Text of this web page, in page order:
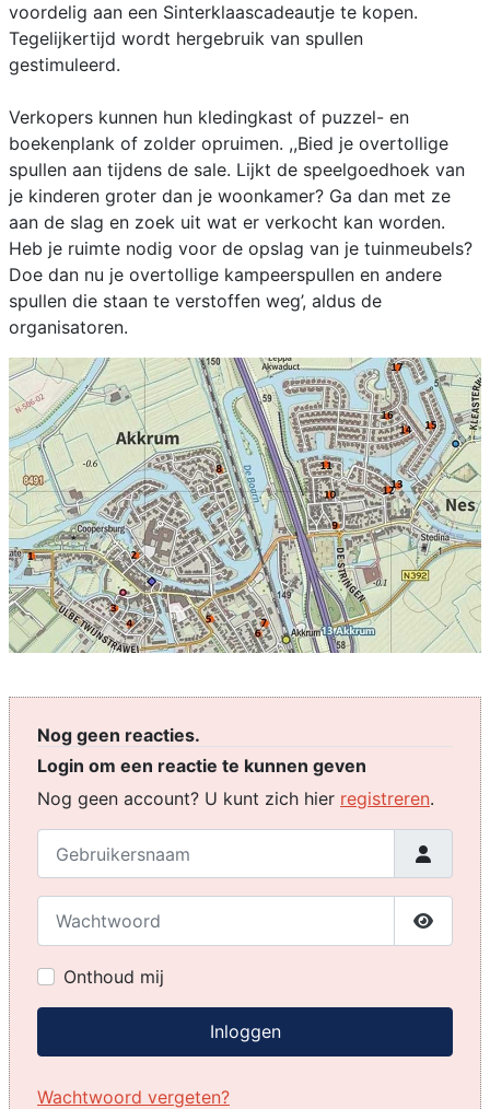
voordelig aan een Sinterklaascadeautje te kopen.
Tegelijkertijd wordt hergebruik van spullen
gestimuleerd.
Verkopers kunnen hun kledingkast of puzzel- en
boekenplank of zolder opruimen. ,,Bied je overtollige
spullen aan tijdens de sale. Lijkt de speelgoedhoek van
je kinderen groter dan je woonkamer? Ga dan met ze
aan de slag en zoek uit wat er verkocht kan worden.
Heb je ruimte nodig voor de opslag van je tuinmeubels?
Doe dan nu je overtollige kampeerspullen en andere
spullen die staan te verstoffen weg’, aldus de
organisatoren.
Nog geen reacties.
Login om een reactie te kunnen geven
Nog geen account? U kunt zich hier registreren.
Toon
Onthoud mij
Inloggen
Wachtwoord vergeten?